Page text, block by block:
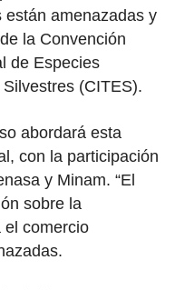
amenazadas y
la Convención
de Especies
(CITES).
abordará esta
con la participación
y Minam. “El
sobre la
el comercio